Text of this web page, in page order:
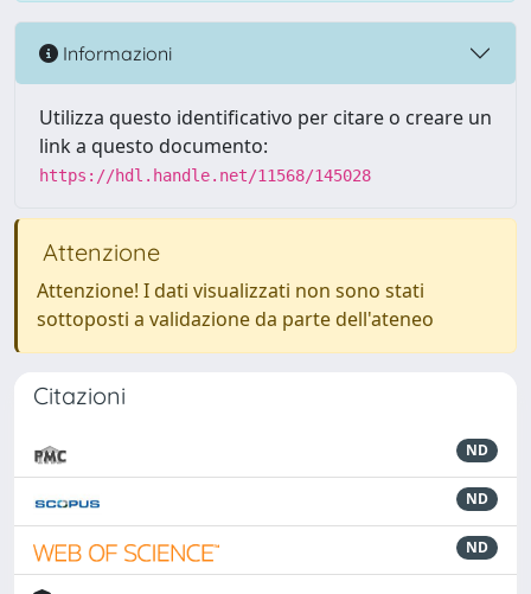
Informazioni
Utilizza questo identificativo per citare o creare un
link a questo documento:
https://hdl.handle.net/11568/145028
Attenzione
Attenzione! I dati visualizzati non sono stati
sottoposti a validazione da parte dell'ateneo
Citazioni
ND
ND
ND